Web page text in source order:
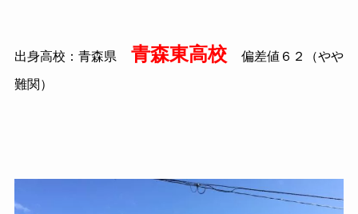
出身高校：青森県 青森東高校 偏差値６２（やや
難関）